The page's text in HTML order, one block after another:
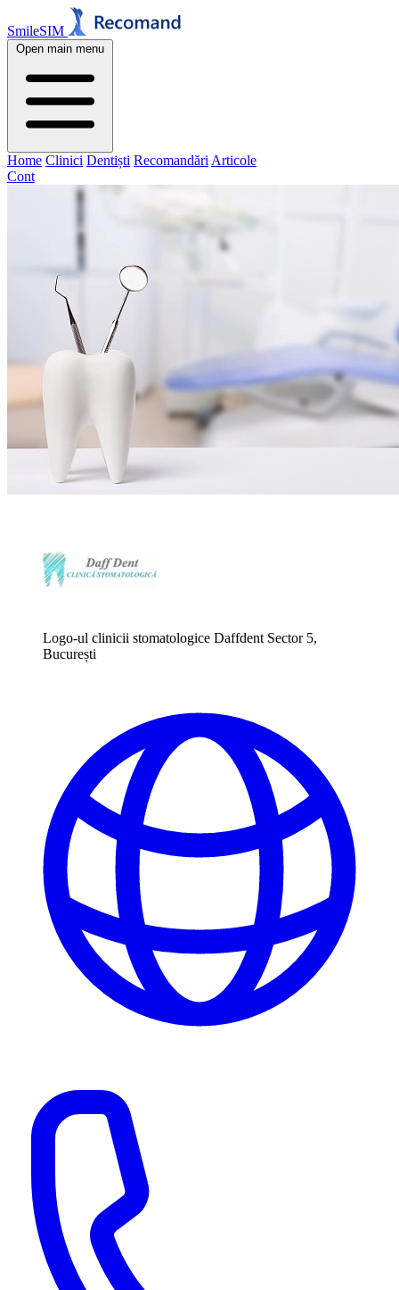
SmileSIM
Open main menu
Home Clinici Dentiști Recomandări Articole
Cont
Logo-ul clinicii stomatologice Daffdent Sector 5,
București